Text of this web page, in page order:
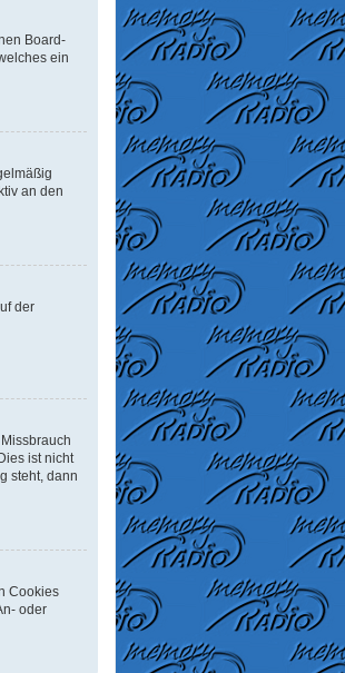
Board-
ein
an den
der
ist nicht
steht, dann
Cookies
oder